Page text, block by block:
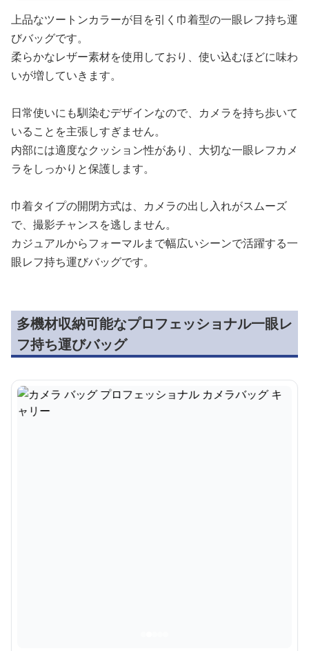
上品なツートンカラーが目を引く巾着型の一眼レフ持ち運
びバッグです。
柔らかなレザー素材を使用しており、使い込むほどに味わ
いが増していきます。
日常使いにも馴染むデザインなので、カメラを持ち歩いて
いることを主張しすぎません。
内部には適度なクッション性があり、大切な一眼レフカメ
ラをしっかりと保護します。
巾着タイプの開閉方式は、カメラの出し入れがスムーズ
で、撮影チャンスを逃しません。
カジュアルからフォーマルまで幅広いシーンで活躍する一
眼レフ持ち運びバッグです。
多機材収納可能なプロフェッショナル一眼レ
フ持ち運びバッグ